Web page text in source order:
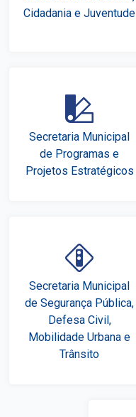
Cidadania e Juventude
Secretaria Municipal
de Programas e
Projetos Estratégicos
Secretaria Municipal
de Segurança Pública,
Defesa Civil,
Mobilidade Urbana e
Trânsito